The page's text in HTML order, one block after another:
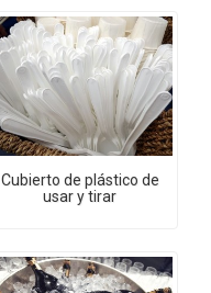
Cubierto de plástico de
usar y tirar